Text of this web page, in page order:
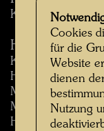
Katalog der
Hundertwasser
Katalog der
Hg: Joshiharu
Museum;
Museum;
Hitoshi Morita,
Cookies
für die
Website
dienen
Nutzung